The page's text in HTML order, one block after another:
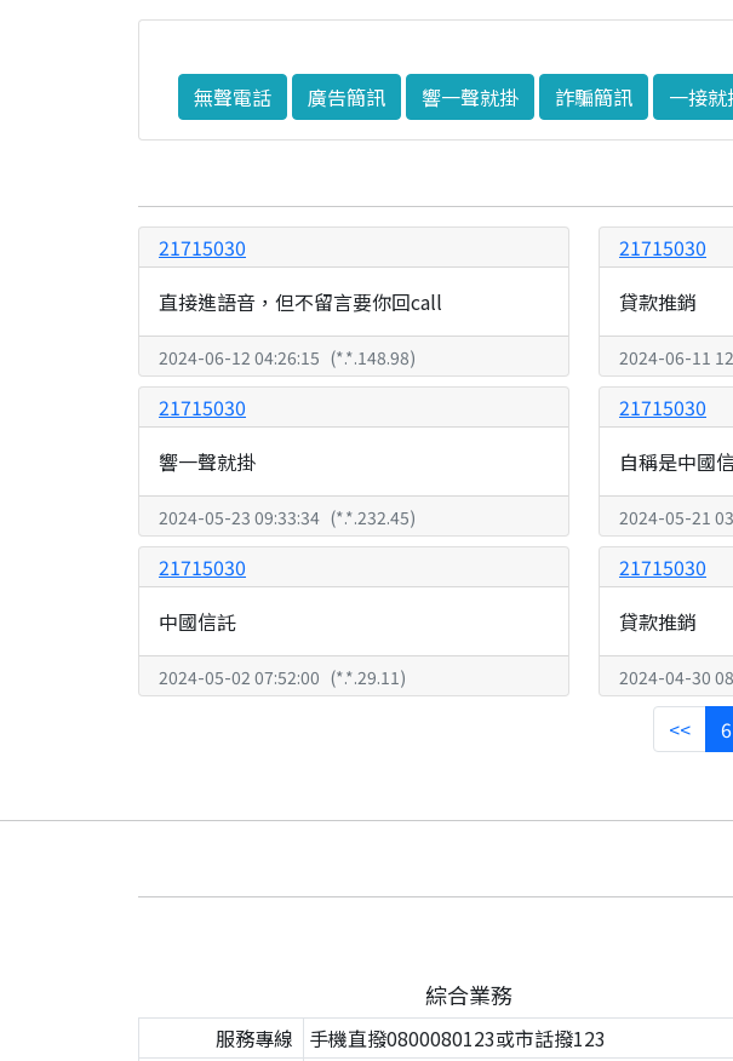
無聲電話
廣告簡訊 響一聲就掛 詐騙簡訊 一接就
21715030
直接進語音，但不留言要你回call
2024-06-12 04:26:15 (*.*.148.98)
21715030
貸款推銷
2024-06-11
21715030
響一聲就掛
2024-05-23 09:33:34 (*.*.232.45)
21715030
自稱是中國
2024-05-21
21715030
中國信託
2024-05-02 07:52:00 (*.*.29.11)
21715030
貸款推銷
2024-04-30
<< 6
綜合業務
服務專線
手機直撥0800080123或市話撥123